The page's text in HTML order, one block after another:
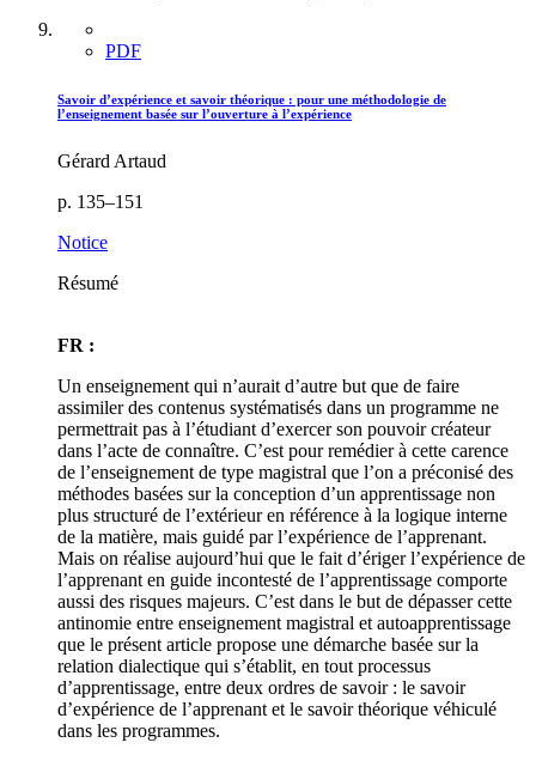
PDF
Savoir d’expérience et savoir théorique : pour une méthodologie de
l’enseignement basée sur l’ouverture à l’expérience
Gérard Artaud
p. 135–151
Notice
Résumé
FR :
Un enseignement qui n’aurait d’autre but que de faire
assimiler des contenus systématisés dans un programme ne
permettrait pas à l’étudiant d’exercer son pouvoir créateur
dans l’acte de connaître. C’est pour remédier à cette carence
de l’enseignement de type magistral que l’on a préconisé des
méthodes basées sur la conception d’un apprentissage non
plus structuré de l’extérieur en référence à la logique interne
de la matière, mais guidé par l’expérience de l’apprenant.
Mais on réalise aujourd’hui que le fait d’ériger l’expérience de
l’apprenant en guide incontesté de l’apprentissage comporte
aussi des risques majeurs. C’est dans le but de dépasser cette
antinomie entre enseignement magistral et autoapprentissage
que le présent article propose une démarche basée sur la
relation dialectique qui s’établit, en tout processus
d’apprentissage, entre deux ordres de savoir : le savoir
d’expérience de l’apprenant et le savoir théorique véhiculé
dans les programmes.